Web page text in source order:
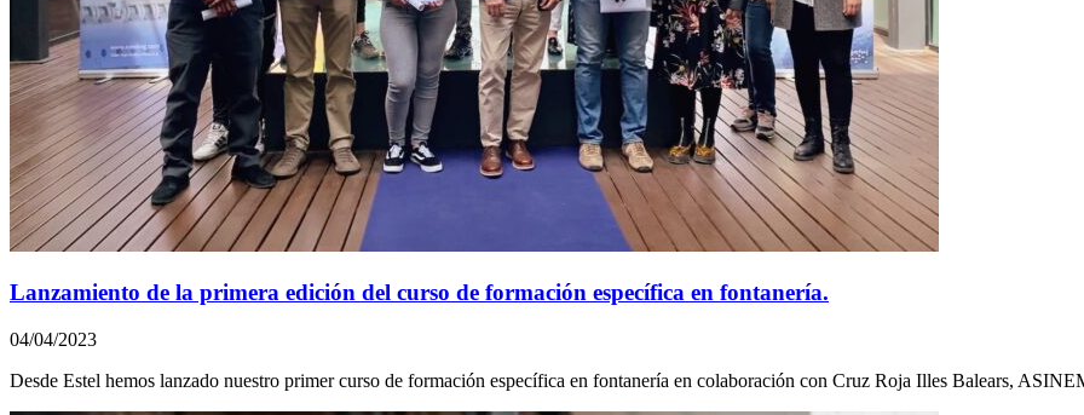
Lanzamiento de la primera edición del curso de formación específica en fontanería.
04/04/2023
Desde Estel hemos lanzado nuestro primer curso de formación específica en fontanería en colaboración con Cruz Roja Illes Balears,